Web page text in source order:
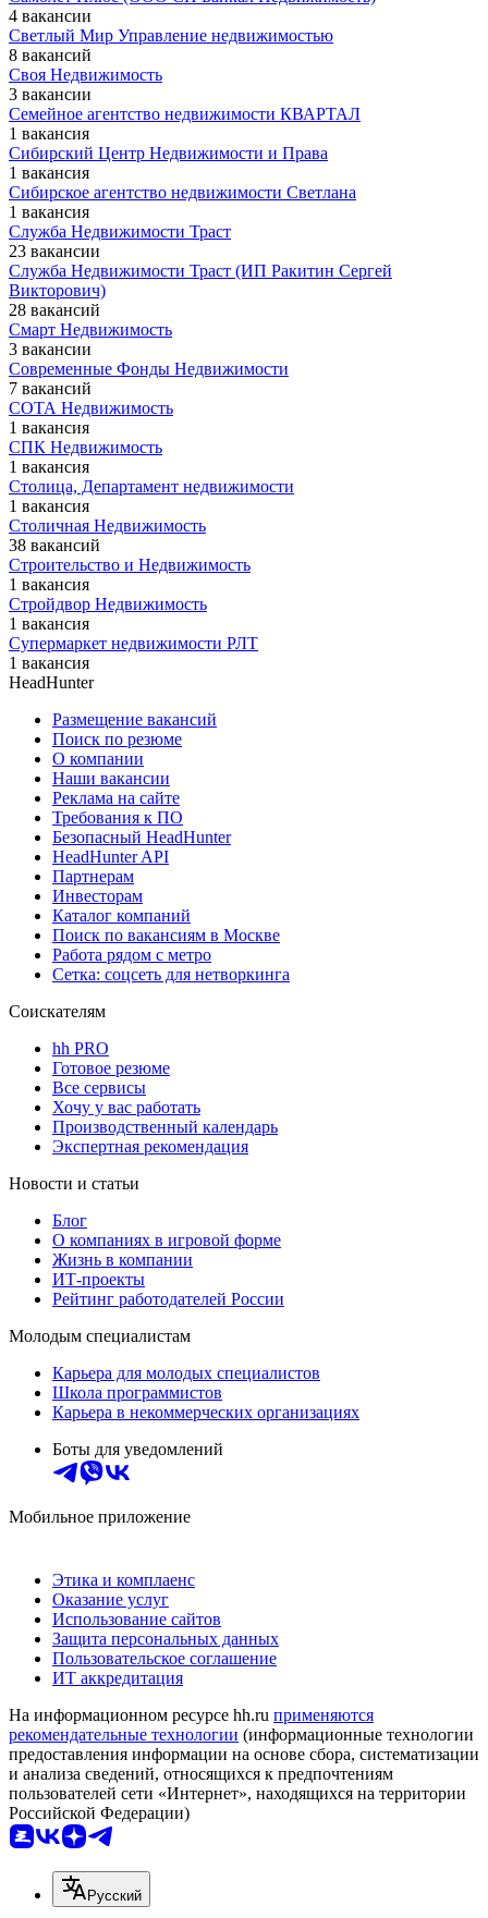
4 вакансии
Светлый Мир Управление недвижимостью
8 вакансий
Своя Недвижимость
3 вакансии
Семейное агентство недвижимости КВАРТАЛ
1 вакансия
Сибирский Центр Недвижимости и Права
1 вакансия
Сибирское агентство недвижимости Светлана
1 вакансия
Служба Недвижимости Траст
23 вакансии
Служба Недвижимости Траст (ИП Ракитин Сергей
Викторович)
28 вакансий
Смарт Недвижимость
3 вакансии
Современные Фонды Недвижимости
7 вакансий
СОТА Недвижимость
1 вакансия
СПК Недвижимость
1 вакансия
Столица, Департамент недвижимости
1 вакансия
Столичная Недвижимость
38 вакансий
Строительство и Недвижимость
1 вакансия
Стройдвор Недвижимость
1 вакансия
Супермаркет недвижимости РЛТ
1 вакансия
HeadHunter
Размещение вакансий
Поиск по резюме
О компании
Наши вакансии
Реклама на сайте
Требования к ПО
Безопасный HeadHunter
HeadHunter API
Партнерам
Инвесторам
Каталог компаний
Поиск по вакансиям в Москве
Работа рядом с метро
Сетка: соцсеть для нетворкинга
Соискателям
hh PRO
Готовое резюме
Все сервисы
Хочу у вас работать
Производственный календарь
Экспертная рекомендация
Новости и статьи
Блог
О компаниях в игровой форме
Жизнь в компании
ИТ-проекты
Рейтинг работодателей России
Молодым специалистам
Карьера для молодых специалистов
Школа программистов
Карьера в некоммерческих организациях
Боты для уведомлений
Мобильное приложение
Этика и комплаенс
Оказание услуг
Использование сайтов
Защита персональных данных
Пользовательское соглашение
ИТ аккредитация
На информационном ресурсе hh.ru применяются
рекомендательные технологии (информационные технологии
предоставления информации на основе сбора, систематизации
и анализа сведений, относящихся к предпочтениям
пользователей сети «Интернет», находящихся на территории
Российской Федерации)
Русский